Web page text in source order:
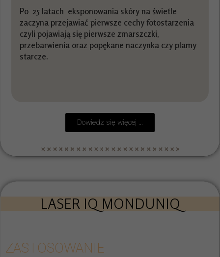
Po 25 latach eksponowania skóry na świetle
zaczyna przejawiać pierwsze cechy fotostarzenia
czyli pojawiają się pierwsze zmarszczki,
przebarwienia oraz popękane naczynka czy plamy
starcze.
Dowiedz się więcej ...
LASER IQ MONDUNIQ
ZASTOSOWANIE